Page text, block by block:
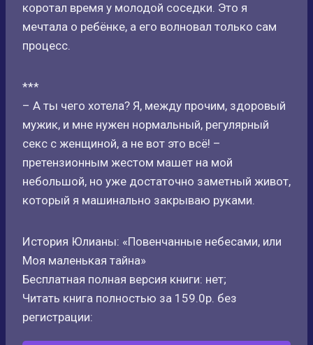
коротал время у молодой соседки. Это я
мечтала о ребёнке, а его волновал только сам
процесс.
***
– А ты чего хотела? Я, между прочим, здоровый
мужик, и мне нужен нормальный, регулярный
секс с женщиной, а не вот это всё! –
претензионным жестом машет на мой
небольшой, но уже достаточно заметный живот,
который я машинально закрываю руками.
История Юлианы: «Повенчанные небесами, или
Моя маленькая тайна»
Бесплатная полная версия книги: нет;
Читать книга полностью за 159.0р. без
регистрации: